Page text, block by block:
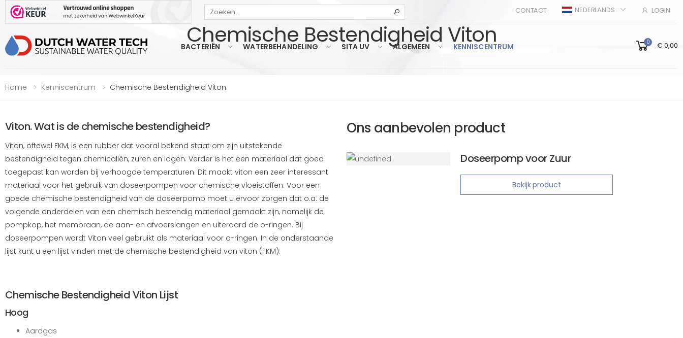
Zoeken CONTACT NEDERLANDS LOGIN
BACTERIËN WATERBEHANDELING SITA UV ALGEMEEN KENNISCENTRUM 0 € 0,00
Chemische Bestendigheid Viton
Home Kenniscentrum Chemische Bestendigheid Viton
Viton. Wat is de chemische bestendigheid?
Viton, oftewel FKM, is een rubber dat vooral bekend staat om zijn uitstekende
bestendigheid tegen chemicaliën, zuren en logen. Verder is het een materiaal dat goed
toegepast kan worden bij verhoogde temperaturen. Dit maakt viton een zeer interessant
materiaal voor het gebruik van doseerpompen voor chemische vloeistoffen. Voor een
goede chemische bestendigheid van de doseerpomp moet u ervoor zorgen dat o.a. de
volgende onderdelen van een chemisch bestendig materiaal gemaakt zijn, namelijk de
pompkop, het membraan, de aan- en afvoerslangen en uiteraard de o-ringen. Bij
doseerpompen wordt Viton veel gebruikt als materiaal voor o-ringen. In de onderstaande
lijst kunt u een lijst vinden met de chemische bestendigheid van viton (FKM):
Chemische Bestendigheid Viton Lijst
Hoog
Aardgas
Ons aanbevolen product
Doseerpomp voor Zuur
Bekijk product